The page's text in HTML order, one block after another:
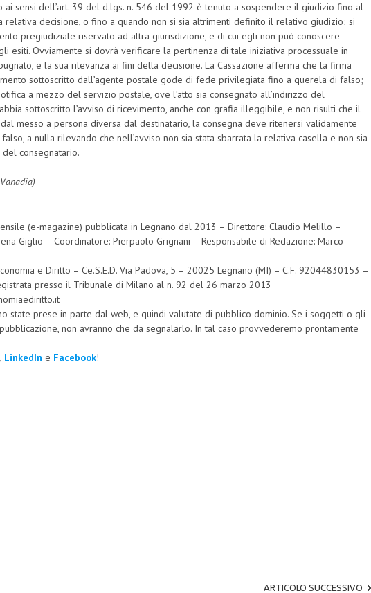
ai sensi dell’art. 39 del d.lgs. n. 546 del 1992 è tenuto a sospendere il giudizio fino al
relativa decisione, o fino a quando non si sia altrimenti definito il relativo giudizio; si
pregiudiziale riservato ad altra giurisdizione, e di cui egli non può conoscere
esiti. Ovviamente si dovrà verificare la pertinenza di tale iniziativa processuale in
e la sua rilevanza ai fini della decisione. La Cassazione afferma che la firma
sottoscritto dall’agente postale gode di fede privilegiata fino a querela di falso;
a mezzo del servizio postale, ove l’atto sia consegnato all’indirizzo del
sottoscritto l’avviso di ricevimento, anche con grafia illeggibile, e non risulti che il
messo a persona diversa dal destinatario, la consegna deve ritenersi validamente
a nulla rilevando che nell’avviso non sia stata sbarrata la relativa casella e non sia
consegnatario.
(e-magazine) pubblicata in Legnano dal 2013 – Direttore: Claudio Melillo –
Giglio – Coordinatore: Pierpaolo Grignani – Responsabile di Redazione: Marco
e Diritto – Ce.S.E.D. Via Padova, 5 – 20025 Legnano (MI) – C.F. 92044830153 –
presso il Tribunale di Milano al n. 92 del 26 marzo 2013
state prese in parte dal web, e quindi valutate di pubblico dominio. Se i soggetti o gli
non avranno che da segnalarlo. In tal caso provvederemo prontamente
, LinkedIn e Facebook!
ARTICOLO SUCCESSIVO